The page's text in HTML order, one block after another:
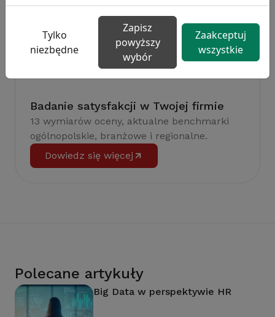
Badanie satysfakcji w Twojej firmie
13 wymiarów oceny, aktualne benchmarki
ogólnopolskie, branżowe i regionalne.
Dowiedz się więcej
Polecane artykuły
Big Data w perspektywie HR
Tylko
niezbędne
Zapisz
powyższy
wybór
Zaakceptuj
wszystkie